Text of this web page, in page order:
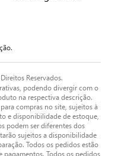
Reservados.
podendo divergir com o
na respectiva descrição.
compras no site, sujeitos à
e disponibilidade de estoque,
podem ser diferentes dos
sujeitos a disponibilidade
Todos os pedidos estão
pagamentos. Todos os pedidos